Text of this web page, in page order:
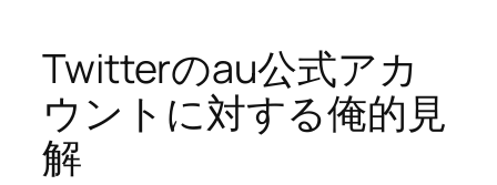
Twitterのau公式アカ
ウントに対する俺的見
解